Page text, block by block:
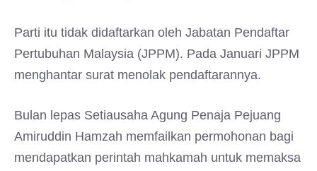
Parti itu tidak didaftarkan oleh Jabatan Pendaftar
Pertubuhan Malaysia (JPPM). Pada Januari JPPM
menghantar surat menolak pendaftarannya.
Bulan lepas Setiausaha Agung Penaja Pejuang
Amiruddin Hamzah memfailkan permohonan bagi
mendapatkan perintah mahkamah untuk memaksa